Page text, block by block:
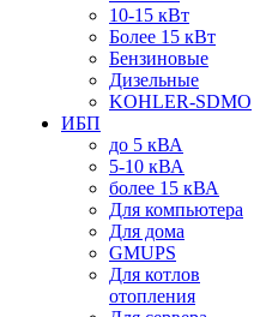
10-15 кВт
Более 15 кВт
Бензиновые
Дизельные
KOHLER-SDMO
ИБП
до 5 кВА
5-10 кВА
более 15 кВА
Для компьютера
Для дома
GMUPS
Для котлов
отопления